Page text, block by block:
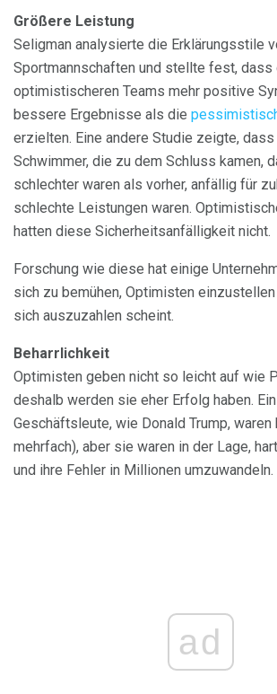
Größere Leistung
Seligman analysierte die Erklärungsstile
Sportmannschaften und stellte fest, dass
optimistischeren Teams mehr positive
bessere Ergebnisse als die
erzielten. Eine andere Studie zeigte,
Schwimmer, die zu dem Schluss kamen,
schlechter waren als vorher, anfällig für
schlechte Leistungen waren.
hatten diese Sicherheitsanfälligkeit nicht.
Forschung wie diese hat einige
sich zu bemühen, Optimisten
sich auszuzahlen scheint.
Beharrlichkeit
Optimisten geben nicht so leicht auf wie
deshalb werden sie eher Erfolg haben.
Geschäftsleute, wie Donald Trump,
mehrfach), aber sie waren in der Lage,
und ihre Fehler in Millionen umzuwandeln.
ad